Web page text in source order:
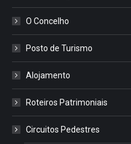
O Concelho
Posto de Turismo
Alojamento
Roteiros Patrimoniais
Circuitos Pedestres